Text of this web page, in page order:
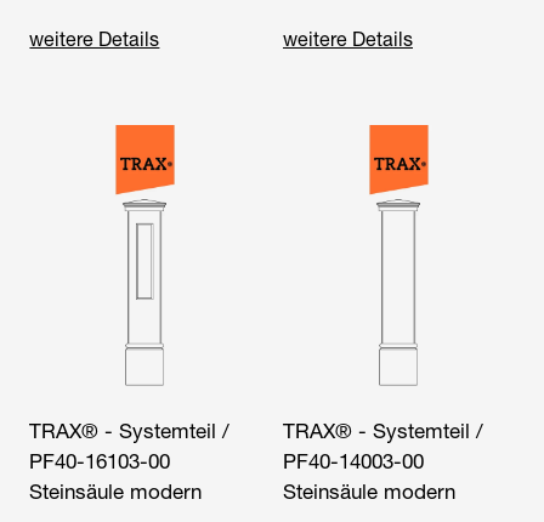
weitere Details weitere Details
TRAX® - Systemteil /
PF40-16103-00
Steinsäule modern
TRAX® - Systemteil /
PF40-14003-00
Steinsäule modern